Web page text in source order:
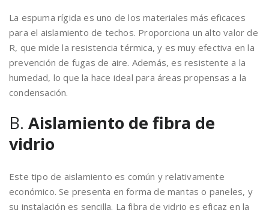
La espuma rígida es uno de los materiales más eficaces
para el aislamiento de techos. Proporciona un alto valor de
R, que mide la resistencia térmica, y es muy efectiva en la
prevención de fugas de aire. Además, es resistente a la
humedad, lo que la hace ideal para áreas propensas a la
condensación.
B. Aislamiento de fibra de
vidrio
Este tipo de aislamiento es común y relativamente
económico. Se presenta en forma de mantas o paneles, y
su instalación es sencilla. La fibra de vidrio es eficaz en la